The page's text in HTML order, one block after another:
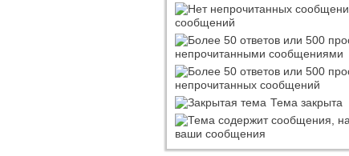
сообщений
непрочитанными сообщениями
непрочитанных сообщений
Тема закрыта
ваши сообщения